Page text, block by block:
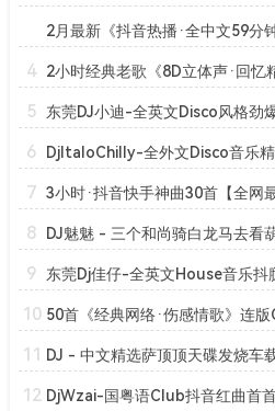
2月最新《抖音热播·全中文59分
4
5
6
7
8
9
10 50首《经典网络·伤感情歌》连
11
12